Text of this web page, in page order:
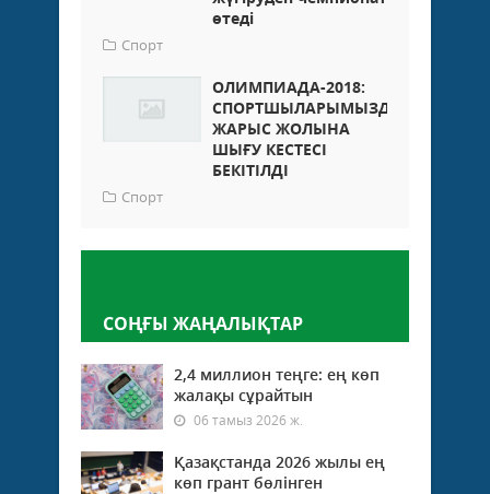
өтеді
Спорт
ОЛИМПИАДА-2018:
СПОРТШЫЛАРЫМЫЗДЫҢ
ЖАРЫС ЖОЛЫНА
ШЫҒУ КЕСТЕСІ
БЕКІТІЛДІ
Спорт
СОҢҒЫ ЖАҢАЛЫҚТАР
2,4 миллион теңге: ең көп
жалақы сұрайтын
06 тамыз 2026 ж.
Қазақстанда 2026 жылы ең
көп грант бөлінген